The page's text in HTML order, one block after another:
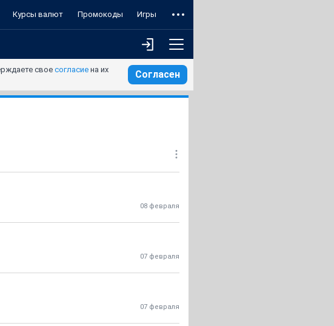
Курсы валют Промокоды Игры
свое согласие на их
Согласен
08 февраля
07 февраля
07 февраля